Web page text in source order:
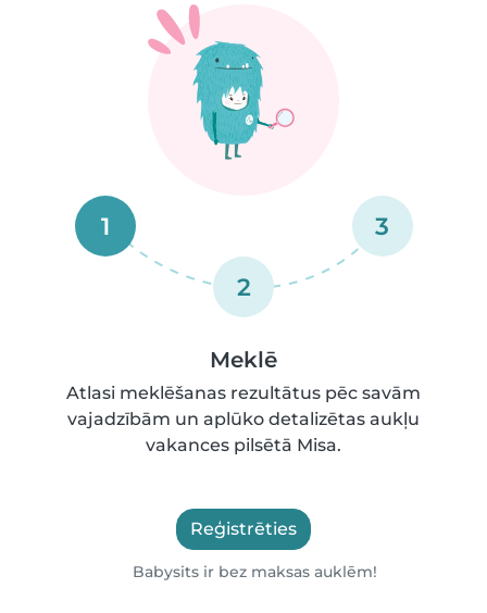
1
2
3
Meklē
Atlasi meklēšanas rezultātus pēc savām
vajadzībām un aplūko detalizētas aukļu
vakances pilsētā Misa.
Reģistrēties
Babysits ir bez maksas auklēm!